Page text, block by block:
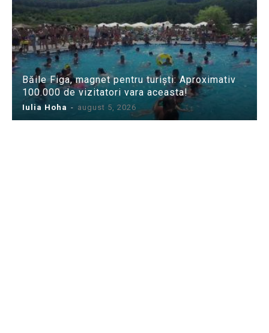
Băile Figa, magnet pentru turiști: Aproximativ
100.000 de vizitatori vara aceasta!
Iulia Hoha - august 5, 2026